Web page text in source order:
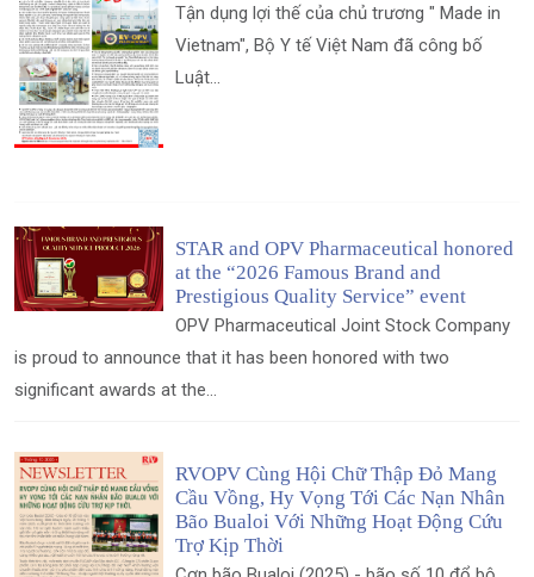
Tận dụng lợi thế của chủ trương " Made in
Vietnam", Bộ Y tế Việt Nam đã công bố
Luật...
STAR and OPV Pharmaceutical honored
at the “2026 Famous Brand and
Prestigious Quality Service” event
OPV Pharmaceutical Joint Stock Company
is proud to announce that it has been honored with two
significant awards at the...
RVOPV Cùng Hội Chữ Thập Đỏ Mang
Cầu Vồng, Hy Vọng Tới Các Nạn Nhân
Bão Bualoi Với Những Hoạt Động Cứu
Trợ Kịp Thời